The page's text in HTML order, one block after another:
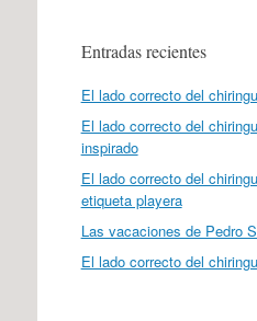
Entradas recientes
El lado correcto del
El lado correcto del
inspirado
El lado correcto del
etiqueta playera
Las vacaciones de Pedro
El lado correcto del